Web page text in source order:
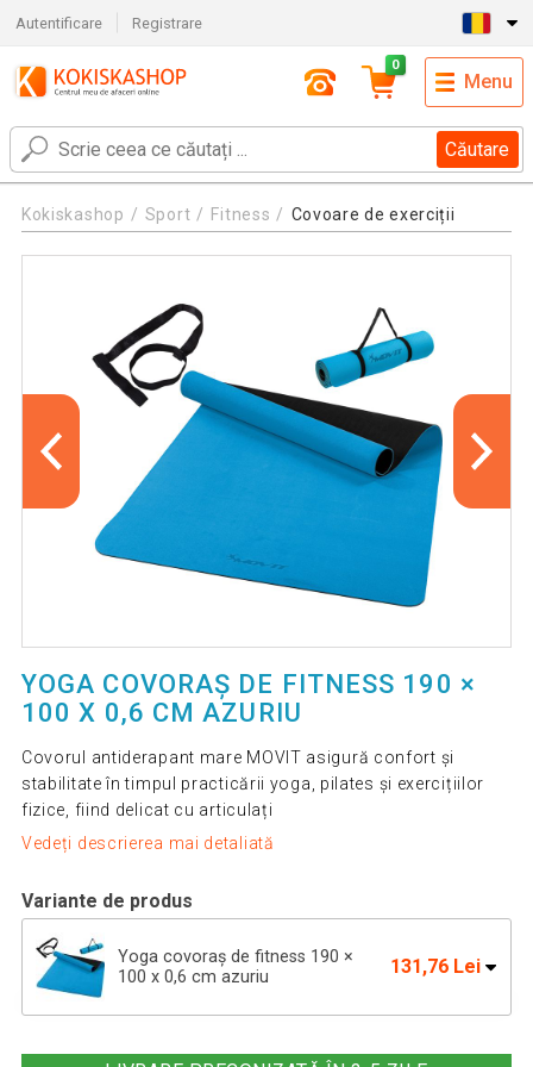
Autentificare Registrare
Căutare
0
Menu
Kokiskashop Sport Fitness Covoare de exerciții
YOGA COVORAȘ DE FITNESS 190 ×
100 X 0,6 CM AZURIU
Covorul antiderapant mare MOVIT asigură confort și
stabilitate în timpul practicării yoga, pilates și exercițiilor
fizice, fiind delicat cu articulați
Vedeți descrierea mai detaliată
Variante de produs
Yoga covoraș de fitness 190 ×
100 x 0,6 cm azuriu
131,76 Lei
× 100 x 0,6 cm negru